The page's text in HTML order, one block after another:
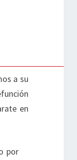
a su
en
por